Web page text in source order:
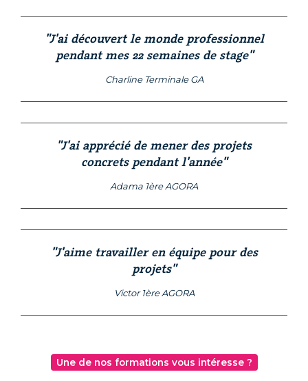
"J'ai découvert le monde professionnel
pendant mes 22 semaines de stage"
Charline Terminale GA
"J'ai apprécié de mener des projets
concrets pendant l'année"
Adama 1ère AGORA
"J'aime travailler en équipe pour des
projets"
Victor 1ère AGORA
Une de nos formations vous intéresse ?